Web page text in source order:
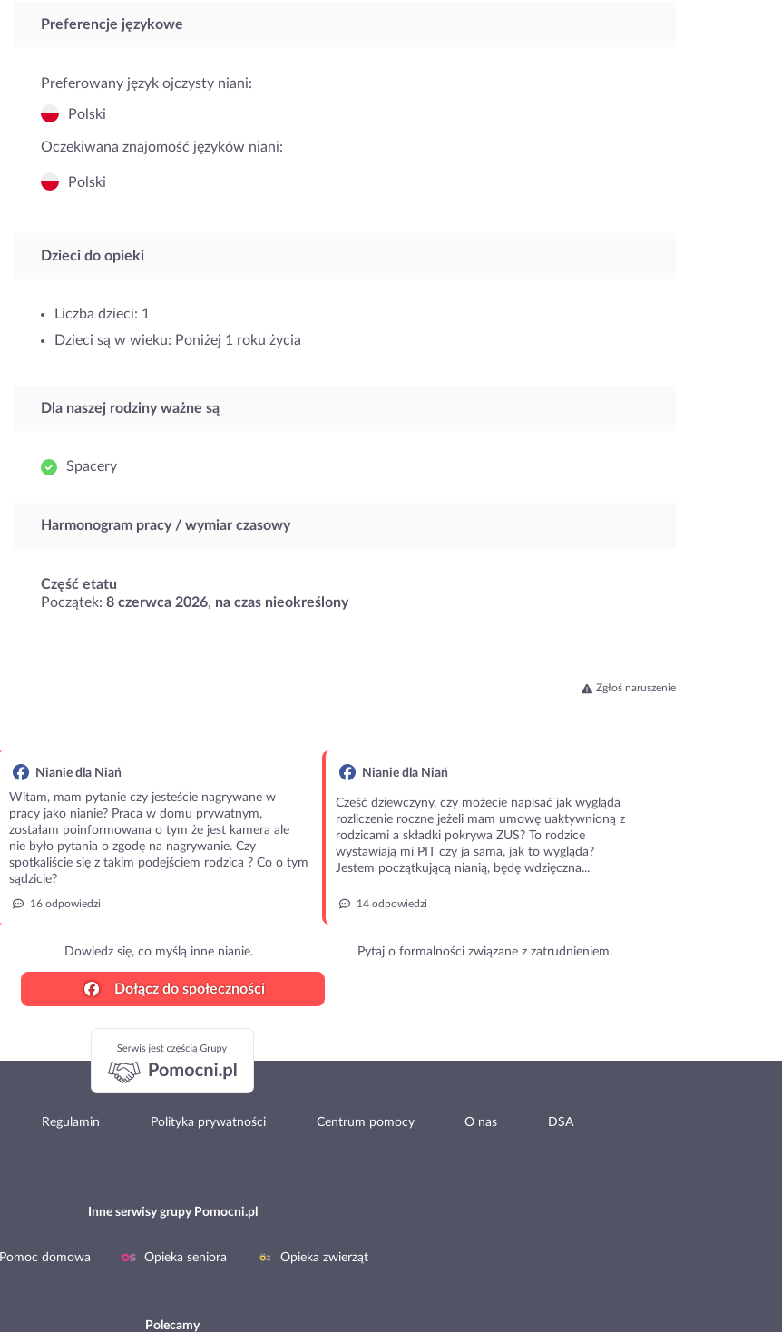
Preferencje językowe
Preferowany język ojczysty niani:
Polski
Oczekiwana znajomość języków niani:
Polski
Dzieci do opieki
Liczba dzieci: 1
Dzieci są w wieku: Poniżej 1 roku życia
Dla naszej rodziny ważne są
Spacery
Harmonogram pracy / wymiar czasowy
Część etatu
Początek: 8 czerwca 2026, na czas nieokreślony
Zgłoś naruszenie
Nianie dla Niań
Witam, mam pytanie czy jesteście nagrywane w
pracy jako nianie? Praca w domu prywatnym,
zostałam poinformowana o tym że jest kamera ale
nie było pytania o zgodę na nagrywanie. Czy
spotkaliście się z takim podejściem rodzica ? Co o tym
sądzicie?
16 odpowiedzi
Dowiedz się, co myślą inne nianie.
Nianie dla Niań
Cześć dziewczyny, czy możecie napisać jak wygląda
rozliczenie roczne jeżeli mam umowę uaktywnioną z
rodzicami a składki pokrywa ZUS? To rodzice
wystawiają mi PIT czy ja sama, jak to wygląda?
Jestem początkującą nianią, będę wdzięczna...
14 odpowiedzi
Pytaj o formalności związane z zatrudnieniem.
Dołącz do społeczności
Regulamin Polityka prywatności Centrum pomocy O nas DSA
Inne serwisy grupy Pomocni.pl
Pomoc domowa Opieka seniora Opieka zwierząt
Polecamy